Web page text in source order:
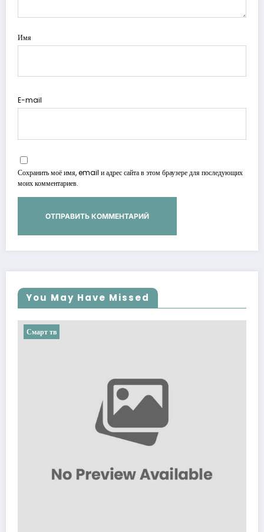
Имя
E-mail
Сохранить моё имя, email и адрес сайта в этом браузере для последующих
моих комментариев.
You May Have Missed
Смарт тв